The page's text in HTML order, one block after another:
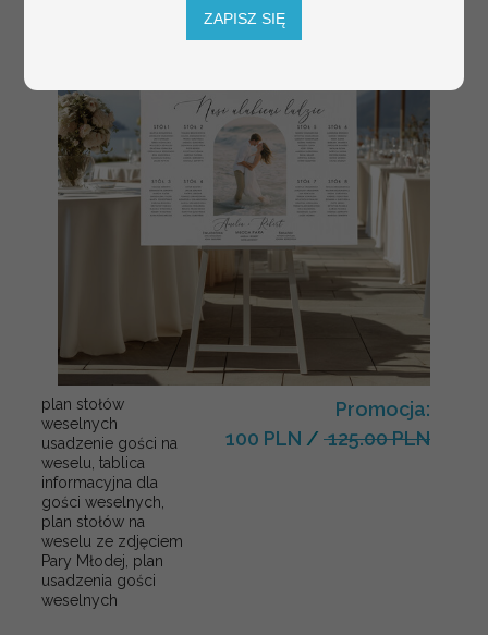
plan stołów
weselnych
usadzenie gości na
weselu, tablica
informacyjna dla
gości weselnych,
plan stołów na
weselu ze zdjęciem
Pary Młodej, plan
usadzenia gości
weselnych
Promocja:
100 PLN / 125.00 PLN
ZAPISZ SIĘ